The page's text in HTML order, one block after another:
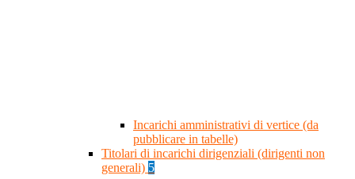
Incarichi amministrativi di vertice (da
pubblicare in tabelle)
Titolari di incarichi dirigenziali (dirigenti non
generali) 5